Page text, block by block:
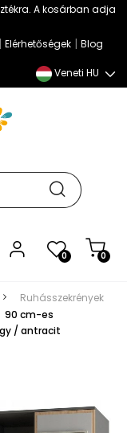
A kosárban adja
| Elérhetőségek | Blog
Veneti HU
0 0
Ruhásszekrények
90 cm-es
/ antracit